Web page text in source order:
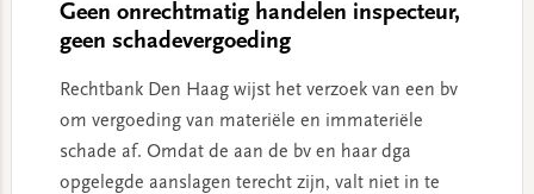
Geen onrechtmatig handelen inspecteur,
geen schadevergoeding
Rechtbank Den Haag wijst het verzoek van een bv
om vergoeding van materiële en immateriële
schade af. Omdat de aan de bv en haar dga
opgelegde aanslagen terecht zijn, valt niet in te